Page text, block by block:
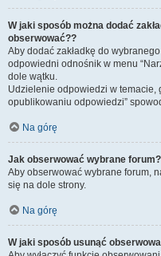
W jaki sposób można dodać
obserwować??
Aby dodać zakładkę do
odpowiedni odnośnik w menu
dole wątku.
Udzielenie odpowiedzi w temacie,
opublikowaniu odpowiedzi”
Na górę
Jak obserwować wybrane forum?
Aby obserwować wybrane forum,
się na dole strony.
Na górę
W jaki sposób usunąć